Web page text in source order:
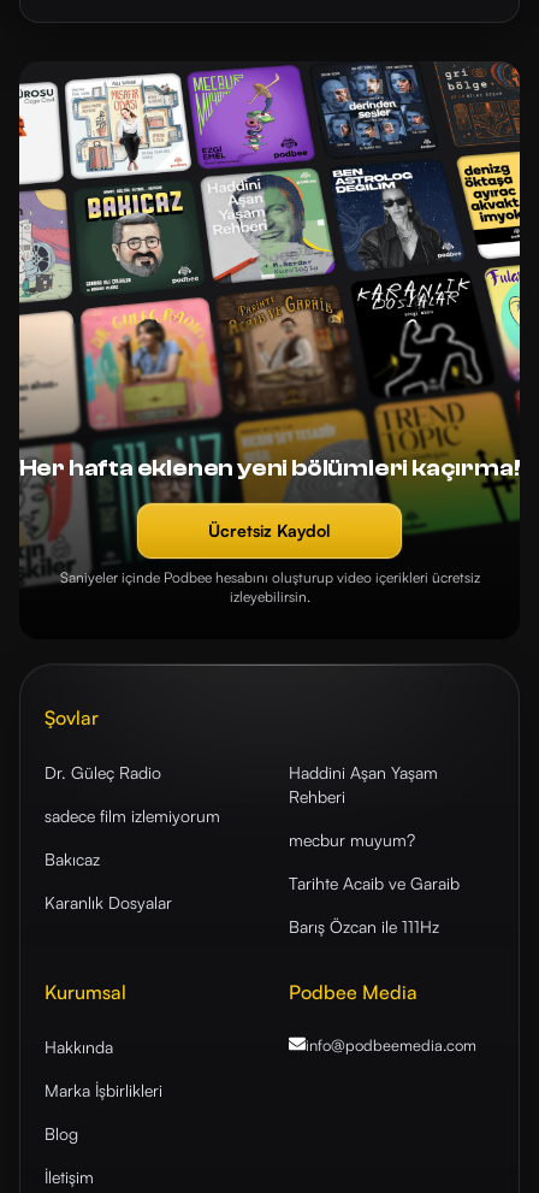
Her hafta eklenen yeni bölümleri kaçırma!
Ücretsiz Kaydol
Saniyeler içinde Podbee hesabını oluşturup video içerikleri ücretsiz
izleyebilirsin.
Şovlar
Dr. Güleç Radio
sadece film izlemiyorum
Bakıcaz
Karanlık Dosyalar
Haddini Aşan Yaşam
Rehberi
mecbur muyum?
Tarihte Acaib ve Garaib
Barış Özcan ile 111Hz
Kurumsal
Hakkında
Marka İşbirlikleri
Blog
İletişim
Podbee Media
info@podbeemedia.com